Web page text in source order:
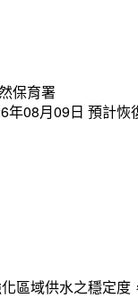
保育署
年08月09日 預計
區域供水之穩定